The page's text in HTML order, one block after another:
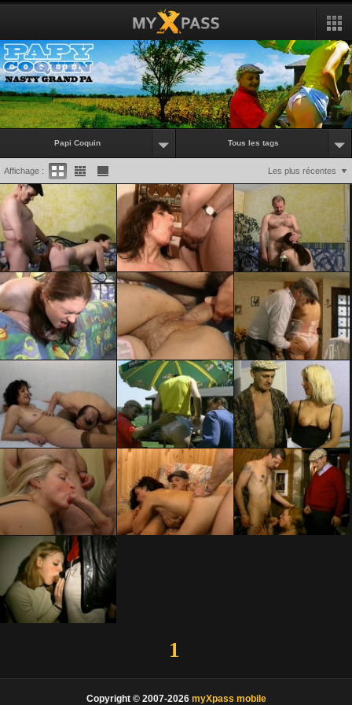
Papi Coquin Tous les tags
Les plus récentes
Affichage :
1
Copyright © 2007-2026 myXpass mobile